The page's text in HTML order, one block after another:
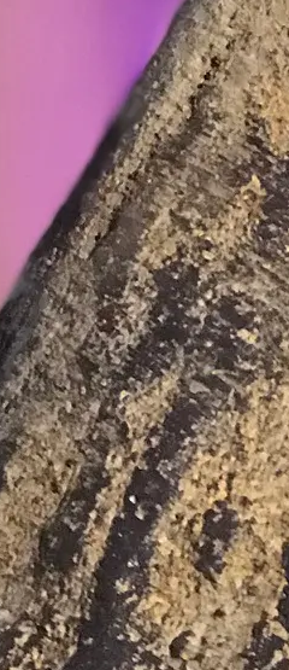
SHOPPING GUIDE
ALBUM
SAMURAI-DEN
たちの時空間へ